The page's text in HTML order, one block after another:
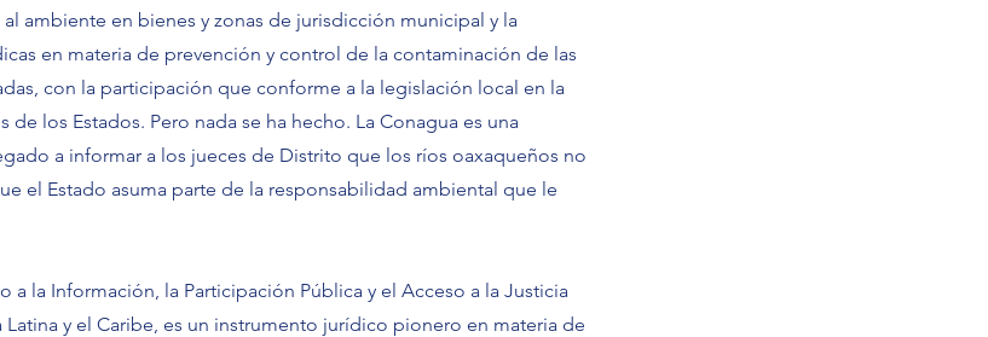
ambiente en bienes y zonas de jurisdicción municipal y la
en materia de prevención y control de la contaminación de las
con la participación que conforme a la legislación local en la
los Estados. Pero nada se ha hecho. La Conagua es una
a informar a los jueces de Distrito que los ríos oaxaqueños no
el Estado asuma parte de la responsabilidad ambiental que le
a la Información, la Participación Pública y el Acceso a la Justicia
y el Caribe, es un instrumento jurídico pionero en materia de